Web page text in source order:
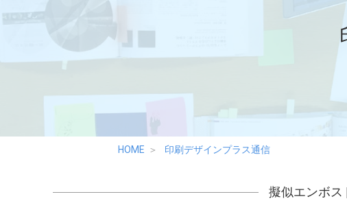
HOME 印刷デザインプラス通信
擬似エンボス |